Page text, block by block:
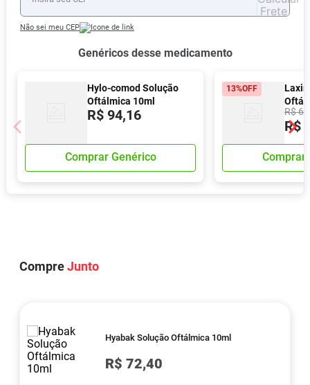
Não sei meu CEP
Genéricos desse medicamento
Hylo-comod Solução
Oftálmica 10ml
R$ 94,16
Comprar Genérico
13%OFF
R$61
R$
Comprar
CompreJunto
Hyabak Solução Oftálmica 10ml
R$ 72,40